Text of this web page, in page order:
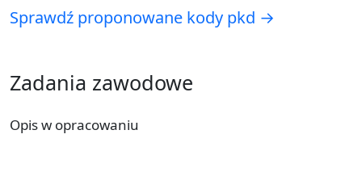
Sprawdź proponowane kody pkd →
Zadania zawodowe
Opis w opracowaniu